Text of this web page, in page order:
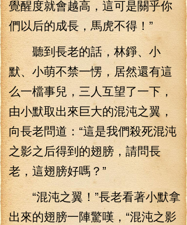
覺醒度就會越高，這可是關乎你
們以后的成長，馬虎不得！”
聽到長老的話，林錚、小
默、小萌不禁一愣，居然還有這
么一檔事兒，三人互望了一下，
由小默取出來巨大的混沌之翼，
向長老問道：“這是我們殺死混沌
之影之后得到的翅膀，請問長
老，這翅膀好嗎？”
“混沌之翼！”長老看著小默拿
出來的翅膀一陣驚嘆，“混沌之影